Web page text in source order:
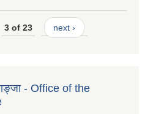
3 of 23 next ›
- Office of the